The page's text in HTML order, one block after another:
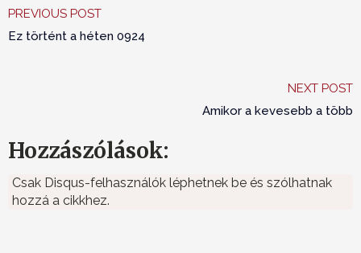
PREVIOUS POST
Ez történt a héten 0924
NEXT POST
Amikor a kevesebb a több
Hozzászólások:
Csak Disqus-felhasználók léphetnek be és szólhatnak
hozzá a cikkhez.